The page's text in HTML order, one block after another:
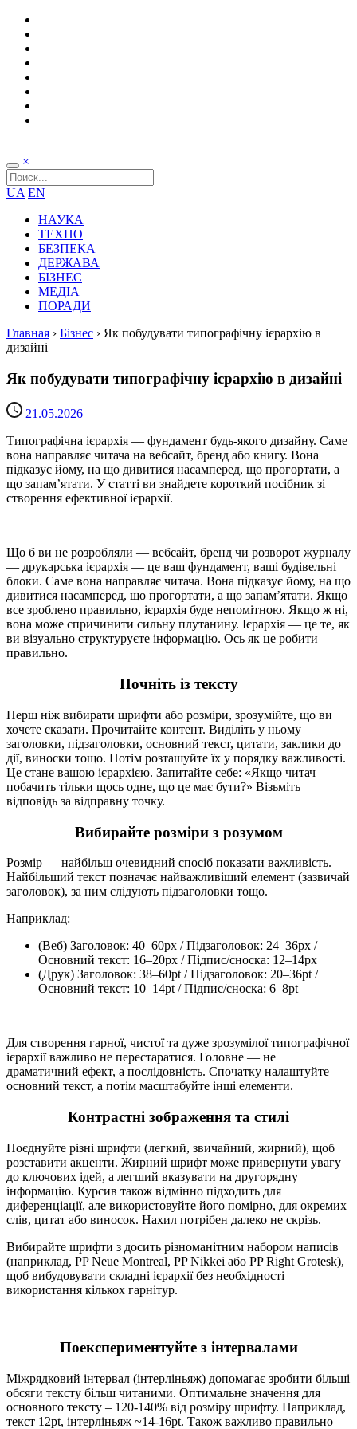
×
UA EN
НАУКА
ТЕХНО
БЕЗПЕКА
ДЕРЖАВА
БІЗНЕС
МЕДІА
ПОРАДИ
Главная › Бізнес › Як побудувати типографічну ієрархію в
дизайні
Як побудувати типографічну ієрархію в дизайні
21.05.2026
Типографічна ієрархія — фундамент будь-якого дизайну. Саме
вона направляє читача на вебсайт, бренд або книгу. Вона
підказує йому, на що дивитися насамперед, що прогортати, а
що запам’ятати. У статті ви знайдете короткий посібник зі
створення ефективної ієрархії.
Що б ви не розробляли — вебсайт, бренд чи розворот журналу
— друкарська ієрархія — це ваш фундамент, ваші будівельні
блоки. Саме вона направляє читача. Вона підказує йому, на що
дивитися насамперед, що прогортати, а що запам’ятати. Якщо
все зроблено правильно, ієрархія буде непомітною. Якщо ж ні,
вона може спричинити сильну плутанину. Ієрархія — це те, як
ви візуально структуруєте інформацію. Ось як це робити
правильно.
Почніть із тексту
Перш ніж вибирати шрифти або розміри, зрозумійте, що ви
хочете сказати. Прочитайте контент. Виділіть у ньому
заголовки, підзаголовки, основний текст, цитати, заклики до
дії, виноски тощо. Потім розташуйте їх у порядку важливості.
Це стане вашою ієрархією. Запитайте себе: «Якщо читач
побачить тільки щось одне, що це має бути?» Візьміть
відповідь за відправну точку.
Вибирайте розміри з розумом
Розмір — найбільш очевидний спосіб показати важливість.
Найбільший текст позначає найважливіший елемент (зазвичай
заголовок), за ним слідують підзаголовки тощо.
Наприклад:
(Веб) Заголовок: 40–60px / Підзаголовок: 24–36px /
Основний текст: 16–20px / Підпис/сноска: 12–14px
(Друк) Заголовок: 38–60pt / Підзаголовок: 20–36pt /
Основний текст: 10–14pt / Підпис/сноска: 6–8pt
Для створення гарної, чистої та дуже зрозумілої типографічної
ієрархії важливо не перестаратися. Головне — не
драматичний ефект, а послідовність. Спочатку налаштуйте
основний текст, а потім масштабуйте інші елементи.
Контрастні зображення та стилі
Поєднуйте різні шрифти (легкий, звичайний, жирний), щоб
розставити акценти. Жирний шрифт може привернути увагу
до ключових ідей, а легший вказувати на другорядну
інформацію. Курсив також відмінно підходить для
диференціації, але використовуйте його помірно, для окремих
слів, цитат або виносок. Нахил потрібен далеко не скрізь.
Вибирайте шрифти з досить різноманітним набором написів
(наприклад, PP Neue Montreal, PP Nikkei або PP Right Grotesk),
щоб вибудовувати складні ієрархії без необхідності
використання кількох гарнітур.
Поекспериментуйте з інтервалами
Міжрядковий інтервал (інтерліньяж) допомагає зробити більші
обсяги тексту більш читаними. Оптимальне значення для
основного тексту – 120-140% від розміру шрифту. Наприклад,
текст 12pt, інтерліньяж ~14-16pt. Також важливо правильно